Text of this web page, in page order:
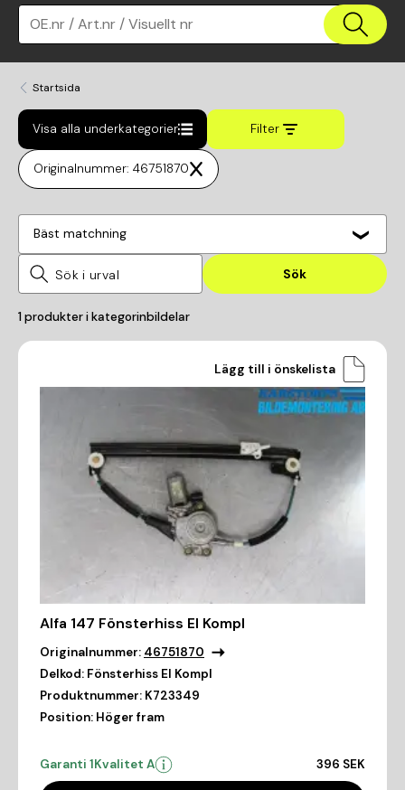
OE.nr / Art.nr / Visuellt nr
Startsida
Visa alla underkategorier Filter
Originalnummer: 46751870
Bäst matchning
Sök
1produkter i kategorinbildelar
Lägg till i önskelista
Alfa 147 Fönsterhiss El Kompl
Originalnummer: 46751870
Delkod: Fönsterhiss El Kompl
Produktnummer: K723349
Position: Höger fram
Garanti 1Kvalitet A 396 SEK